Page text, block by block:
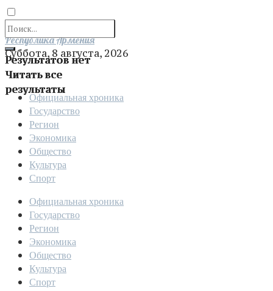
Результатов нет
Читать все
результаты
Отправить
Республика Армения
Суббота, 8 августа, 2026
Официальная хроника
Государство
Регион
Экономика
Общество
Культура
Спорт
Официальная хроника
Государство
Регион
Экономика
Общество
Культура
Спорт